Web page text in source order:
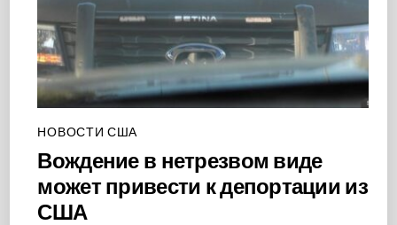
НОВОСТИ США
Вождение в нетрезвом виде
может привести к депортации из
США